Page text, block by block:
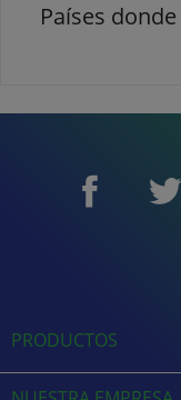
Países
Facebook
PRODUCTOS